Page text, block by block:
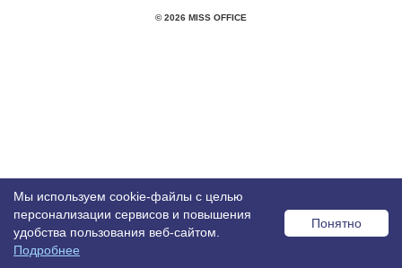
Мы используем cookie-файлы с целью
персонализации сервисов и повышения
удобства пользования веб-сайтом.
Подробнее
Понятно
© 2026 MISS OFFICE